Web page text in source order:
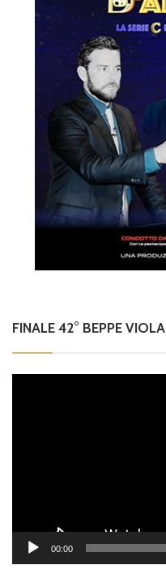
FINALE 42° BEPPE VIOLA
00:00